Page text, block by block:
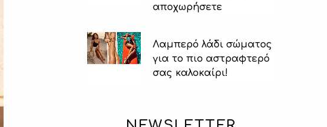
αποχωρήσετε
Λαμπερό λάδι σώματος
για το πιο αστραφτερό
σας καλοκαίρι!